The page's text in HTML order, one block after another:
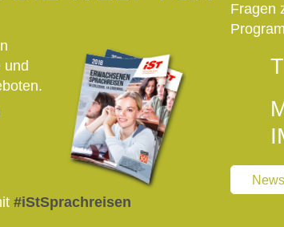
und
#iStSprachreisen
Fragen